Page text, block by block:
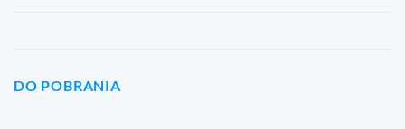
DO POBRANIA